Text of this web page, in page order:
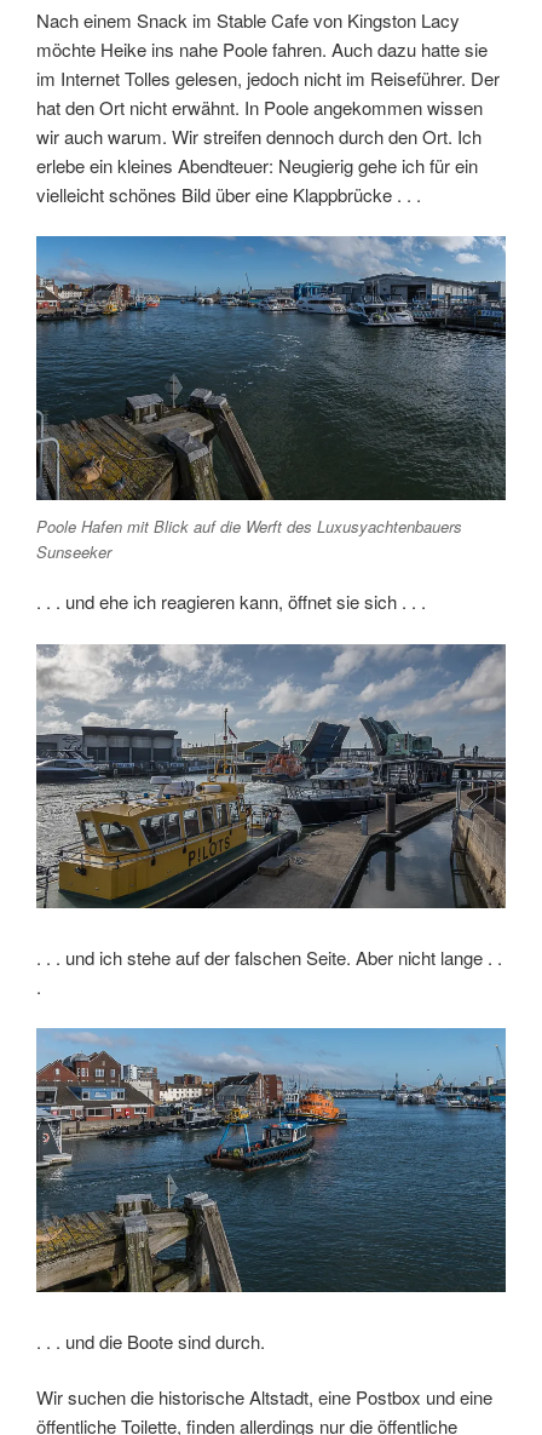
Nach einem Snack im Stable Cafe von Kingston Lacy
möchte Heike ins nahe Poole fahren. Auch dazu hatte sie
im Internet Tolles gelesen, jedoch nicht im Reiseführer. Der
hat den Ort nicht erwähnt. In Poole angekommen wissen
wir auch warum. Wir streifen dennoch durch den Ort. Ich
erlebe ein kleines Abendteuer: Neugierig gehe ich für ein
vielleicht schönes Bild über eine Klappbrücke . . .
Poole Hafen mit Blick auf die Werft des Luxusyachtenbauers
Sunseeker
. . . und ehe ich reagieren kann, öffnet sie sich . . .
. . . und ich stehe auf der falschen Seite. Aber nicht lange . .
.
. . . und die Boote sind durch.
Wir suchen die historische Altstadt, eine Postbox und eine
öffentliche Toilette, finden allerdings nur die öffentliche